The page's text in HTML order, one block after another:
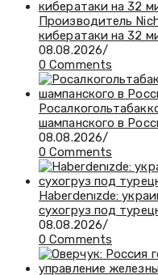
Производитель
кибератаки на 32
08.08.2026/
0 Comments
шампанского в
08.08.2026/
0 Comments
Haberdenızde:
сухогруз под
08.08.2026/
0 Comments